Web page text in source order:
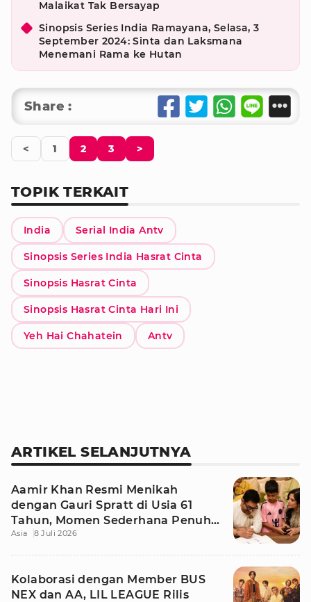
Malaikat Tak Bersayap
Sinopsis Series India Ramayana, Selasa, 3
September 2024: Sinta dan Laksmana
Menemani Rama ke Hutan
Share :
< 1 2 3 >
TOPIK TERKAIT
India Serial India Antv
Sinopsis Series India Hasrat Cinta
Sinopsis Hasrat Cinta
Sinopsis Hasrat Cinta Hari Ini
Yeh Hai Chahatein Antv
ARTIKEL SELANJUTNYA
Aamir Khan Resmi Menikah
dengan Gauri Spratt di Usia 61
Tahun, Momen Sederhana Penuh
Kehangatan
Asia 8 Juli 2026
Kolaborasi dengan Member BUS
NEX dan AA, LIL LEAGUE Rilis